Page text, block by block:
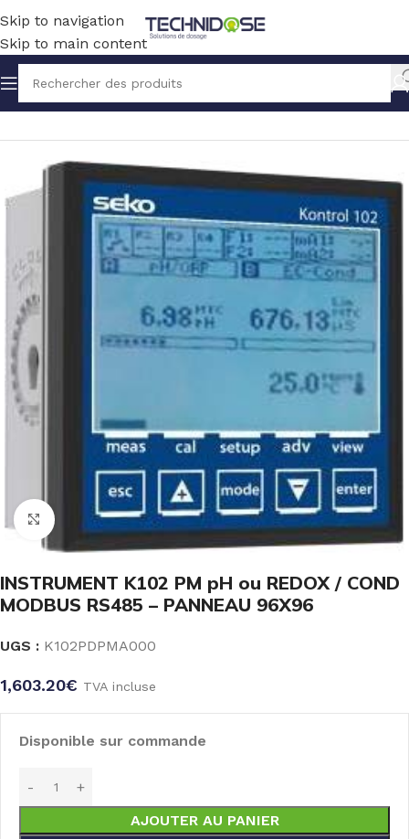
Skip to navigation
Skip to main content
Accueil TRAITEMENT EAU MESURE CONTROLEURS
Click to enlarge
INSTRUMENT K102 PM pH ou REDOX / COND
MODBUS RS485 – PANNEAU 96X96
UGS : K102PDPMA000
1,603.20€ TVA incluse
Disponible sur commande
AJOUTER AU PANIER